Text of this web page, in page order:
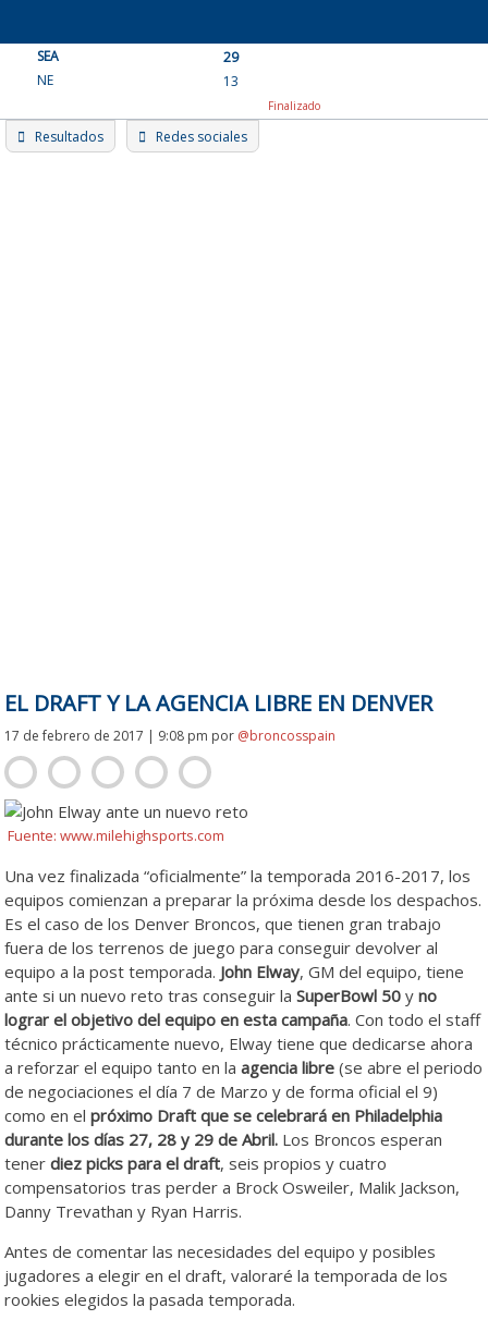
content
SEA
29
NE
13
Finalizado
Resultados Redes sociales
EL DRAFT Y LA AGENCIA LIBRE EN DENVER
17 de febrero de 2017 | 9:08 pm por @broncosspain
Fuente: www.milehighsports.com
Una vez finalizada “oficialmente” la temporada 2016-2017, los
equipos comienzan a preparar la próxima desde los despachos.
Es el caso de los Denver Broncos, que tienen gran trabajo
fuera de los terrenos de juego para conseguir devolver al
equipo a la post temporada. John Elway, GM del equipo, tiene
ante si un nuevo reto tras conseguir laSuperBowl 50yno
lograr el objetivo del equipo en esta campaña. Con todo el staff
técnico prácticamente nuevo, Elway tiene que dedicarse ahora
a reforzar el equipo tanto en laagencia libre (se abre el periodo
de negociaciones el día 7 de Marzo y de forma oficial el 9)
como en elpróximo Draft que se celebrará en Philadelphia
durante losdías 27, 28 y 29 de Abril. Los Broncos esperan
tenerdiez picks para el draft, seis propios y cuatro
compensatorios tras perder a Brock Osweiler, Malik Jackson,
Danny Trevathan y Ryan Harris.
Antes de comentar las necesidades del equipo y posibles
jugadores a elegir en el draft, valoraré la temporada de los
rookies elegidos la pasada temporada.